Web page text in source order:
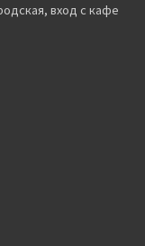
вход с кафе